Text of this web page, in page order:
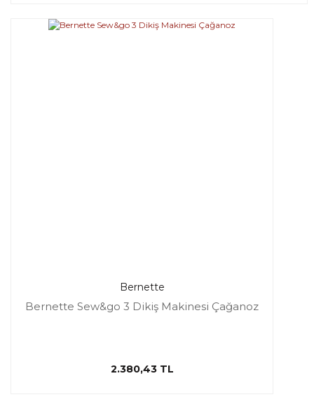
Bernette
Bernette Sew&go 3 Dikiş Makinesi Çağanoz
2.380,43 TL